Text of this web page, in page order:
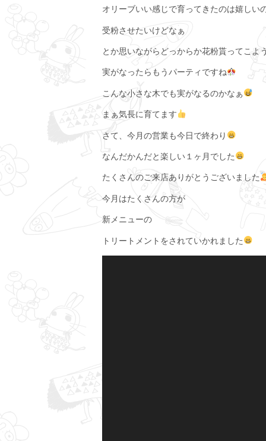
オリーブいい感じで育ってきたのは嬉しい
受粉させたいけどなぁ
とか思いながらどっからか花粉貰ってこよ
実がなったらもうパーティですね
こんな小さな木でも実がなるのかなぁ
まぁ気長に育てます
さて、今月の営業も今日で終わり
なんだかんだと楽しい１ヶ月でした
たくさんのご来店ありがとうございました
今月はたくさんの方が
新メニューの
トリートメントをされていかれました